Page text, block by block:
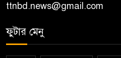
ttnbd.news@gmail.com
ফুটার মেনু